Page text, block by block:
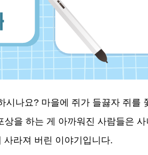
시나요? 마을에 쥐가 들끓자 쥐
상을 하는 게 아까워진 사람들은
라져 버린 이야기입니다.